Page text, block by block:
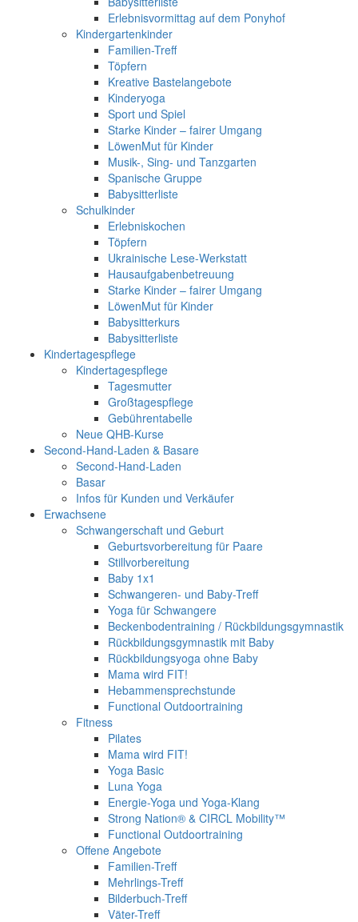
Erlebnisvormittag auf dem Ponyhof
Kindergartenkinder
Familien-Treff
Töpfern
Kreative Bastelangebote
Kinderyoga
Sport und Spiel
Starke Kinder – fairer Umgang
LöwenMut für Kinder
Musik-, Sing- und Tanzgarten
Spanische Gruppe
Babysitterliste
Schulkinder
Erlebniskochen
Töpfern
Ukrainische Lese-Werkstatt
Hausaufgabenbetreuung
Starke Kinder – fairer Umgang
LöwenMut für Kinder
Babysitterkurs
Babysitterliste
Kindertagespflege
Kindertagespflege
Tagesmutter
Großtagespflege
Gebührentabelle
Neue QHB-Kurse
Second-Hand-Laden & Basare
Second-Hand-Laden
Basar
Infos für Kunden und Verkäufer
Erwachsene
Schwangerschaft und Geburt
Geburtsvorbereitung für Paare
Stillvorbereitung
Baby 1x1
Schwangeren- und Baby-Treff
Yoga für Schwangere
Beckenbodentraining / Rückbildungsgymnastik
Rückbildungsgymnastik mit Baby
Rückbildungsyoga ohne Baby
Mama wird FIT!
Hebammensprechstunde
Functional Outdoortraining
Fitness
Pilates
Mama wird FIT!
Yoga Basic
Luna Yoga
Energie-Yoga und Yoga-Klang
Strong Nation® & CIRCL Mobility™
Functional Outdoortraining
Offene Angebote
Familien-Treff
Mehrlings-Treff
Bilderbuch-Treff
Väter-Treff